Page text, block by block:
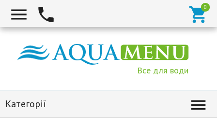
  
Все для води
Категорії 